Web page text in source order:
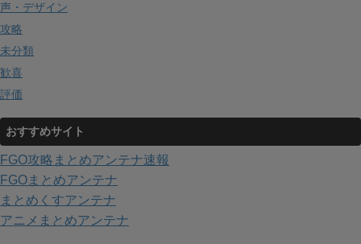
声・デザイン
攻略
未分類
歓喜
評価
おすすめサイト
FGO攻略まとめアンテナ速報
FGOまとめアンテナ
まとめくすアンテナ
アニメまとめアンテナ